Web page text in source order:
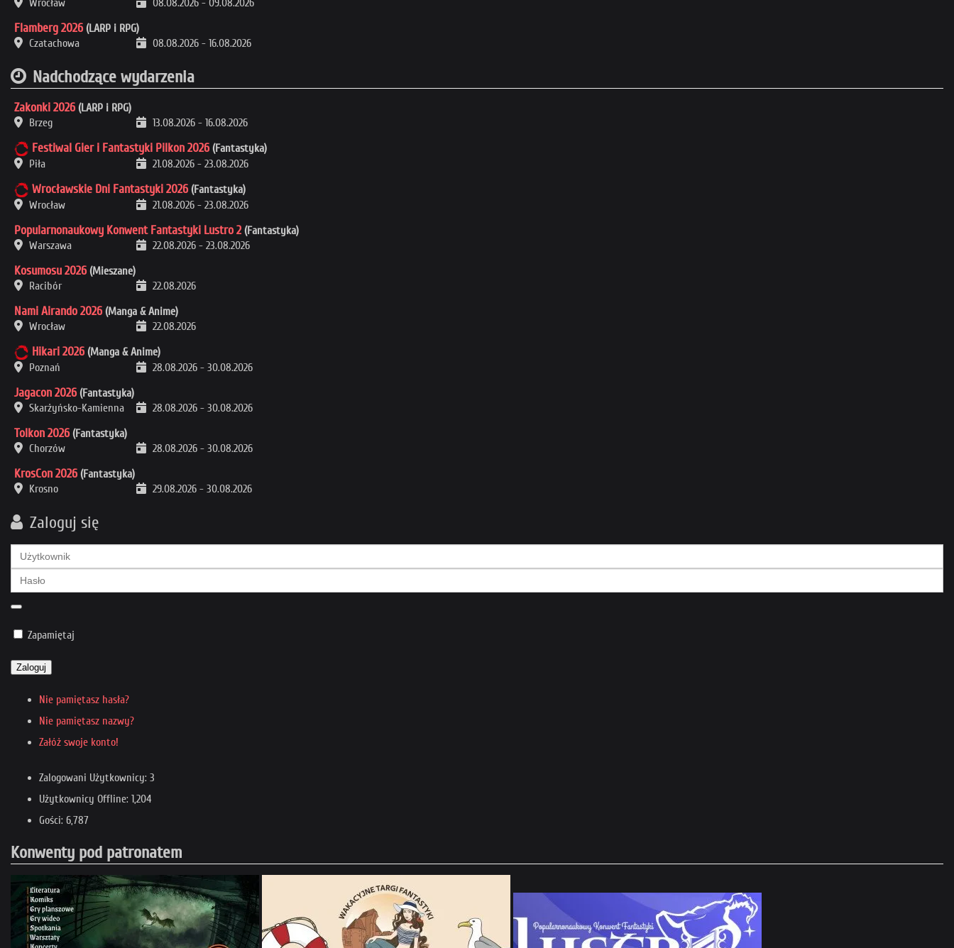
Wrocław
08.08.2026 - 09.08.2026
Flamberg 2026 (LARP i RPG)
Czatachowa
08.08.2026 - 16.08.2026
Nadchodzące wydarzenia
Zakonki 2026 (LARP i RPG)
Brzeg
13.08.2026 - 16.08.2026
Festiwal Gier i Fantastyki Pilkon 2026 (Fantastyka)
Piła
21.08.2026 - 23.08.2026
Wrocławskie Dni Fantastyki 2026 (Fantastyka)
Wrocław
21.08.2026 - 23.08.2026
Popularnonaukowy Konwent Fantastyki Lustro 2 (Fantastyka)
Warszawa
22.08.2026 - 23.08.2026
Kosumosu 2026 (Mieszane)
Racibór
22.08.2026
Nami Airando 2026 (Manga & Anime)
Wrocław
22.08.2026
Hikari 2026 (Manga & Anime)
Poznań
28.08.2026 - 30.08.2026
Jagacon 2026 (Fantastyka)
Skarżyńsko-Kamienna
28.08.2026 - 30.08.2026
Tolkon 2026 (Fantastyka)
Chorzów
28.08.2026 - 30.08.2026
KrosCon 2026 (Fantastyka)
Krosno
29.08.2026 - 30.08.2026
Zaloguj się
Zapamiętaj
Zaloguj
Nie pamiętasz hasła?
Nie pamiętasz nazwy?
Załóż swoje konto!
Zalogowani Użytkownicy: 3
Użytkownicy Offline: 1,204
Gości: 6,787
Konwenty pod patronatem